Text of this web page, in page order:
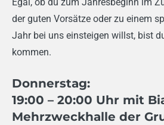
der guten Vorsätze oder zu einem
Jahr bei uns einsteigen willst, bist
kommen.
Donnerstag:
19:00 – 20:00 Uhr mit
Mehrzweckhalle der